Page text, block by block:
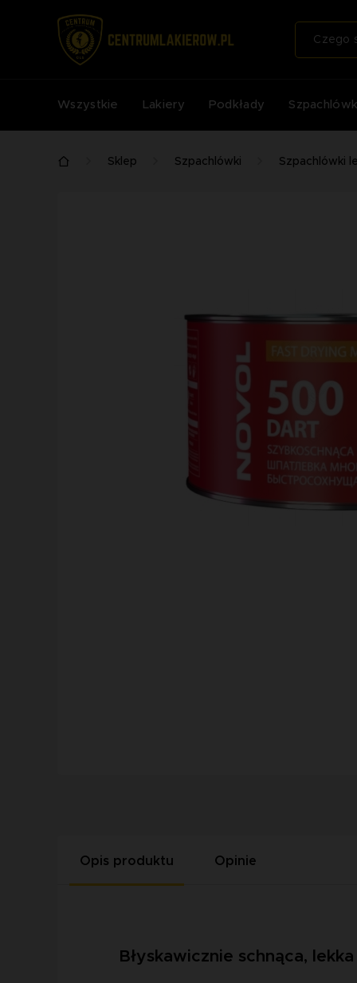
Wszystkie Lakiery Podkłady
Sklep Szpachlówki Szpachlówki
Opis produktu Opinie
Błyskawicznie schnąca, lekka